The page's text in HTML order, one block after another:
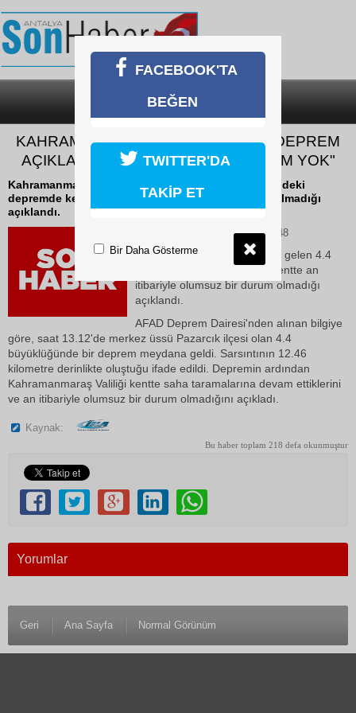
SON DAKİKA
KAHRAMANMARAŞ VALİLİĞİ’NDEN DEPREM
AÇIKLAMASI: "OLUMSUZ BİR DURUM YOK"
Kahramanmaraş'ta meydana gelen 4.4 büyüklüğündeki
depremde kentte an itibariyle olumsuz bir durum olmadığı
açıklandı.
03 Haziran 2026 Çarşamba 13:48
Kahramanmaraş'ta meydana gelen 4.4
büyüklüğündeki depremde kentte an
itibariyle olumsuz bir durum olmadığı
açıklandı.
AFAD Deprem Dairesi'nden alınan bilgiye
göre, saat 13.12'de merkez üssü Pazarcık ilçesi olan 4.4
büyüklüğünde bir deprem meydana geldi. Sarsıntının 12.46
kilometre derinlikte oluştuğu ifade edildi. Depremin ardından
Kahramanmaraş Valiliği kentte saha taramalarına devam ettiklerini
ve an itibariyle olumsuz bir durum olmadığını açıkladı.
Kaynak:
Bu haber toplam 218 defa okunmuştur
Yorumlar
Geri Ana Sayfa Normal Görünüm
FACEBOOK'TA
BEĞEN
TWITTER'DA
TAKİP ET
Bir Daha Gösterme